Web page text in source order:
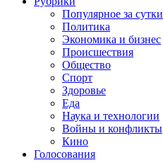
Популярное за сутки
Политика
Экономика и бизнес
Происшествия
Общество
Спорт
Здоровье
Еда
Наука и технологии
Войны и конфликты
Кино
Голосования